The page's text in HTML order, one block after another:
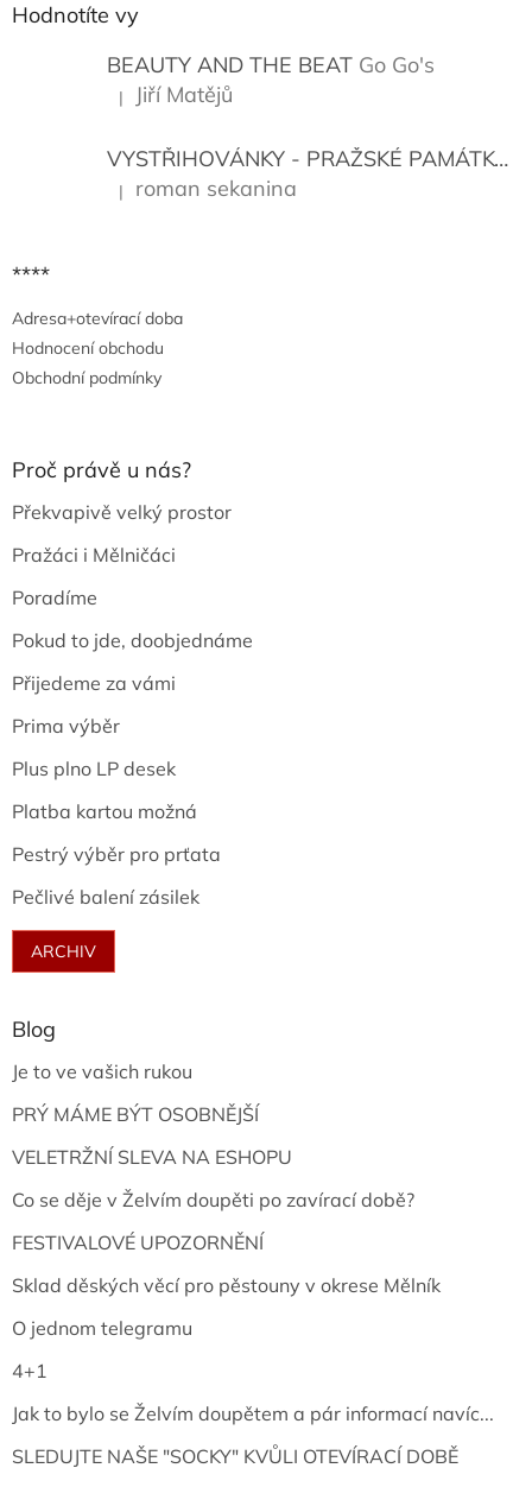
Hodnotíte vy
BEAUTY AND THE BEAT Go Go's
Hodnocení produktu je 5 z 5 hvězdiček.
| Jiří Matějů
VYSTŘIHOVÁNKY - PRAŽSKÉ PAMÁTKY
Hodnocení produktu je 5 z 5 hvězdiček.
| roman sekanina
****
Adresa+otevírací doba
Hodnocení obchodu
Obchodní podmínky
Proč právě u nás?
Překvapivě velký prostor
Pražáci i Mělničáci
Poradíme
Pokud to jde, doobjednáme
Přijedeme za vámi
Prima výběr
Plus plno LP desek
Platba kartou možná
Pestrý výběr pro prťata
Pečlivé balení zásilek
ARCHIV
Blog
Je to ve vašich rukou
PRÝ MÁME BÝT OSOBNĚJŠÍ
VELETRŽNÍ SLEVA NA ESHOPU
Co se děje v Želvím doupěti po zavírací době?
FESTIVALOVÉ UPOZORNĚNÍ
Sklad děských věcí pro pěstouny v okrese Mělník
O jednom telegramu
4+1
Jak to bylo se Želvím doupětem a pár informací navíc...
SLEDUJTE NAŠE "SOCKY" KVŮLI OTEVÍRACÍ DOBĚ